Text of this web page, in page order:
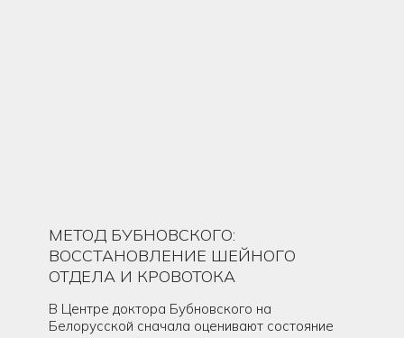
МЕТОД БУБНОВСКОГО:
ВОССТАНОВЛЕНИЕ ШЕЙНОГО
ОТДЕЛА И КРОВОТОКА
В Центре доктора Бубновского на
Белорусской сначала оценивают состояние